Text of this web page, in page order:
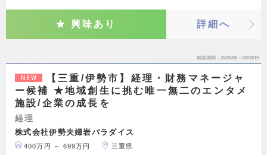
興味あり 詳細へ
掲載期間 26/08/06～26/08/19
NEW
【三重/伊勢市】経理・財務マネージャ
ー候補 ★地域創生に挑む唯一無二のエンタメ
施設/企業の成長を
経理
株式会社伊勢夫婦岩パラダイス
400万円 ～ 699万円 三重県